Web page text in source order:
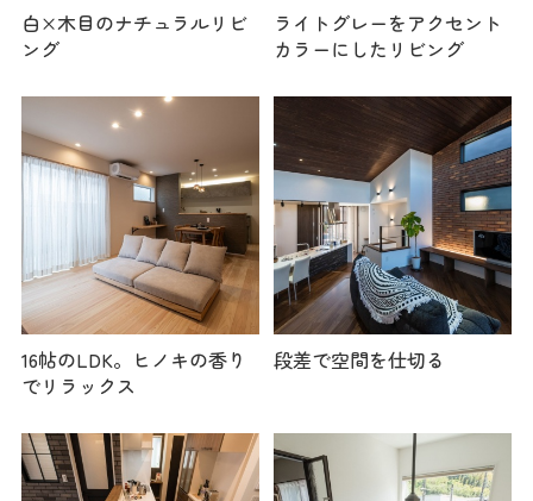
白×木目のナチュラルリビ
ング
ライトグレーをアクセント
カラーにしたリビング
16帖のLDK。ヒノキの香り
でリラックス
段差で空間を仕切る